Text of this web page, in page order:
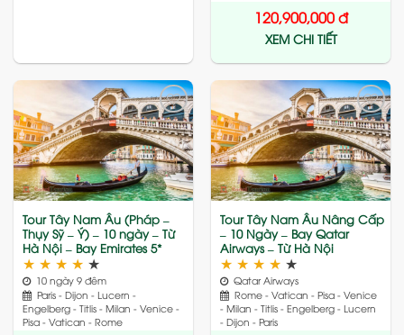
120,900,000đ
XEM CHI TIẾT
Add
to
wishlist
Tour Tây Nam Âu (Pháp –
Thụy Sỹ – Ý) – 10 ngày – Từ
Hà Nội – Bay Emirates 5*
★ ★ ★ ★ ★
10 ngày 9 đêm
Paris - Dijon - Lucern -
Engelberg - Titlis - Milan - Venice -
Pisa - Vatican - Rome
Add
to
wishlist
Tour Tây Nam Âu Nâng Cấp
– 10 Ngày – Bay Qatar
Airways – Từ Hà Nội
★ ★ ★ ★ ★
Qatar Airways
Rome - Vatican - Pisa - Venice
- Milan - Titlis - Engelberg - Lucern
- Dijon - Paris